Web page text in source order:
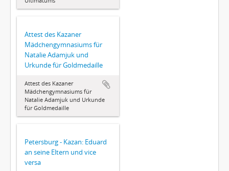
Attest des Kazaner
Mädchengymnasiums für
Natalie Adamjuk und
Urkunde für Goldmedaille
Attest des Kazaner
Mädchengymnasiums für
Natalie Adamjuk und Urkunde
für Goldmedaille
Petersburg - Kazan: Eduard
an seine Eltern und vice
versa